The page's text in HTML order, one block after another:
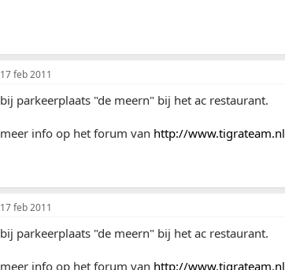
17 feb 2011
bij parkeerplaats "de meern" bij het ac restaurant.
meer info op het forum van http://www.tigrateam.nl
17 feb 2011
bij parkeerplaats "de meern" bij het ac restaurant.
meer info op het forum van http://www.tigrateam.nl